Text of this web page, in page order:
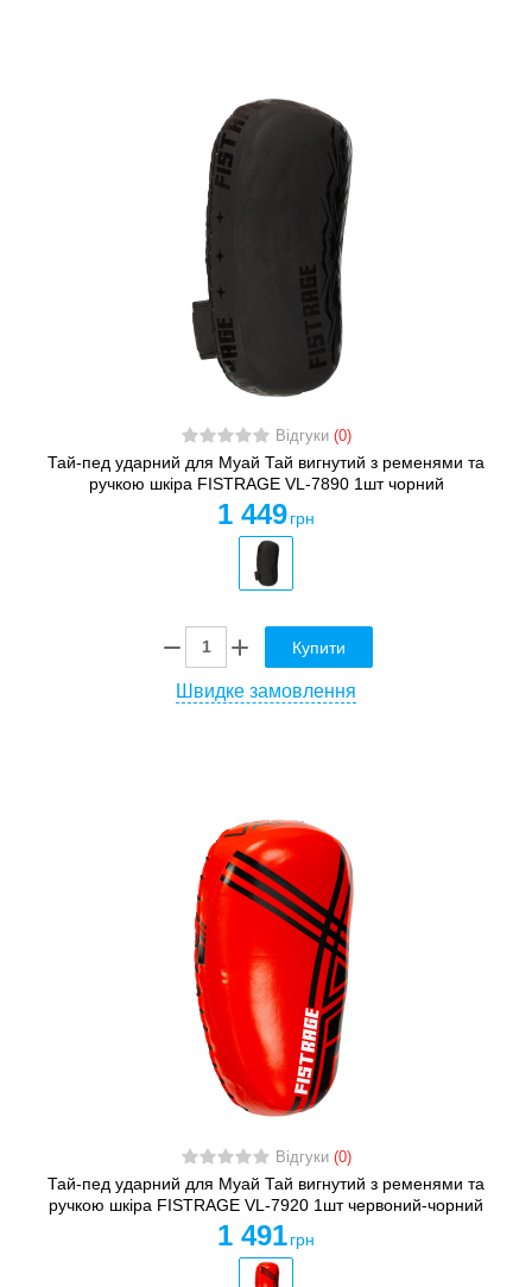
Відгуки (0)
Тай-пед ударний для Муай Тай вигнутий з ременями та
ручкою шкіра FISTRAGE VL-7890 1шт чорний
1 449 грн
Купити
Швидке замовлення
Відгуки (0)
Тай-пед ударний для Муай Тай вигнутий з ременями та
ручкою шкіра FISTRAGE VL-7920 1шт червоний-чорний
1 491 грн